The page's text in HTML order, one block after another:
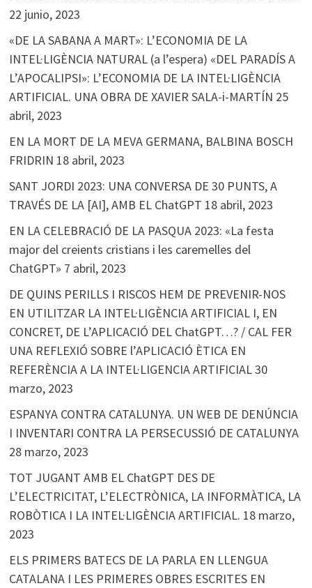
22 junio, 2023
«DE LA SABANA A MART»: L’ECONOMIA DE LA
INTEL·LIGÈNCIA NATURAL (a l’espera) «DEL PARADÍS A
L’APOCALIPSI»: L’ECONOMIA DE LA INTEL·LIGÈNCIA
ARTIFICIAL. UNA OBRA DE XAVIER SALA-i-MARTÍN 25
abril, 2023
EN LA MORT DE LA MEVA GERMANA, BALBINA BOSCH
FRIDRIN 18 abril, 2023
SANT JORDI 2023: UNA CONVERSA DE 30 PUNTS, A
TRAVÉS DE LA [AI], AMB EL ChatGPT 18 abril, 2023
EN LA CELEBRACIÓ DE LA PASQUA 2023: «La festa
major del creients cristians i les caremelles del
ChatGPT» 7 abril, 2023
DE QUINS PERILLS I RISCOS HEM DE PREVENIR-NOS
EN UTILITZAR LA INTEL·LIGÈNCIA ARTIFICIAL I, EN
CONCRET, DE L’APLICACIÓ DEL ChatGPT…? / CAL FER
UNA REFLEXIÓ SOBRE l’APLICACIÓ ÈTICA EN
REFERÈNCIA A LA INTEL·LIGENCIA ARTIFICIAL30
marzo, 2023
ESPANYA CONTRA CATALUNYA. UN WEB DE DENÚNCIA
I INVENTARI CONTRA LA PERSECUSSIÓ DE CATALUNYA
28 marzo, 2023
TOT JUGANT AMB EL ChatGPT DES DE
L’ELECTRICITAT, L’ELECTRÒNICA, LA INFORMÀTICA, LA
ROBÒTICA I LA INTEL·LIGÈNCIA ARTIFICIAL. 18 marzo,
2023
ELS PRIMERS BATECS DE LA PARLA EN LLENGUA
CATALANA I LES PRIMERES OBRES ESCRITES EN